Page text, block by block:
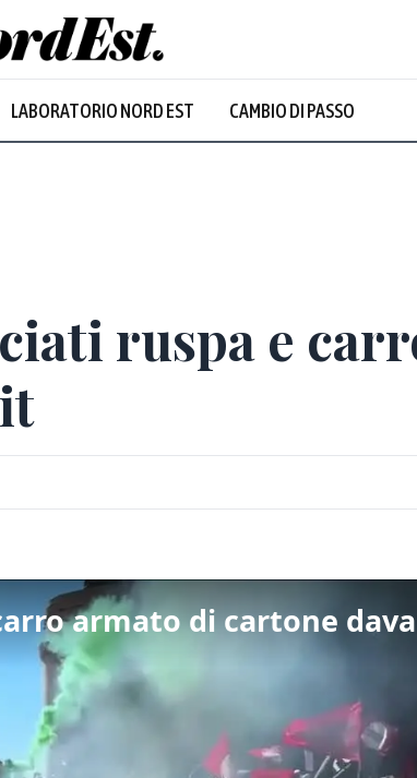
LABORATORIO NORD EST CAMBIO DI PASSO
Temporali
ruspa e
armato di cartone